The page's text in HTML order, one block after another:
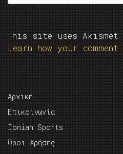
This site uses Akismet
Learn how your
Αρχική
Επικοινωνία
Ionian Sports
Όροι Χρήσης